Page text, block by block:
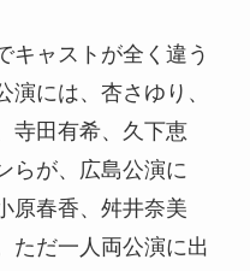
キャストが全く違う
には、杏さゆり、
寺田有希、久下恵
らが、広島公演に
原春香、舛井奈美
ただ一人両公演に出